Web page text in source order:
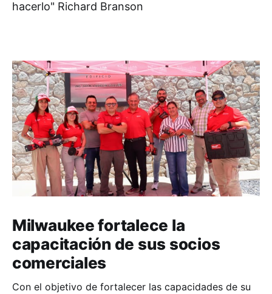
hacerlo" Richard Branson
Milwaukee fortalece la
capacitación de sus socios
comerciales
Con el objetivo de fortalecer las capacidades de su